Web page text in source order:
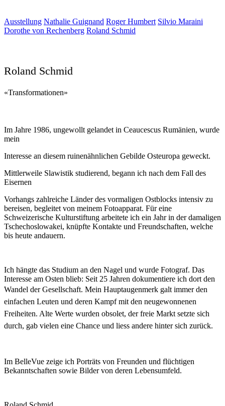
Ausstellung Nathalie Guignand Roger Humbert Silvio Maraini
Dorothe von Rechenberg Roland Schmid
Roland Schmid
«Transformationen»
Im Jahre 1986, ungewollt gelandet in Ceaucescus Rumänien, wurde
mein
Interesse an diesem ruinenähnlichen Gebilde Osteuropa geweckt.
Mittlerweile Slawistik studierend, begann ich nach dem Fall des
Eisernen
Vorhangs zahlreiche Länder des vormaligen Ostblocks intensiv zu
bereisen, begleitet von meinem Fotoapparat. Für eine
Schweizerische Kulturstiftung arbeitete ich ein Jahr in der damaligen
Tschechoslowakei, knüpfte Kontakte und Freundschaften, welche
bis heute andauern.
Ich hängte das Studium an den Nagel und wurde Fotograf. Das
Interesse am Osten blieb: Seit 25 Jahren dokumentiere ich dort den
Wandel der Gesellschaft. Mein Hauptaugenmerk galt immer den
einfachen Leuten und deren Kampf mit den neugewonnenen
Freiheiten. Alte Werte wurden obsolet, der freie Markt setzte sich
durch, gab vielen eine Chance und liess andere hinter sich zurück.
Im BelleVue zeige ich Porträts von Freunden und flüchtigen
Bekanntschaften sowie Bilder von deren Lebensumfeld.